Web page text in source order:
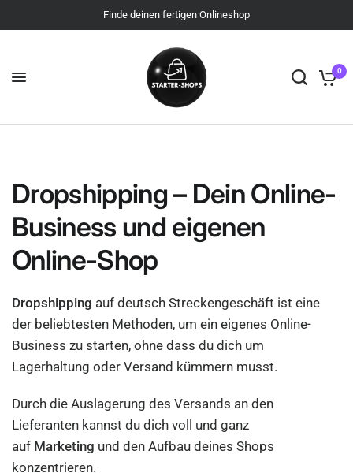
Finde deinen fertigen Onlineshop
0
Dropshipping – Dein Online-
Business und eigenen
Online-Shop
Dropshipping auf deutsch Streckengeschäft ist eine
der beliebtesten Methoden, um ein eigenes Online-
Business zu starten, ohne dass du dich um
Lagerhaltung oder Versand kümmern musst.
Durch die Auslagerung des Versands an den
Lieferanten kannst du dich voll und ganz
auf Marketing und den Aufbau deines Shops
konzentrieren.